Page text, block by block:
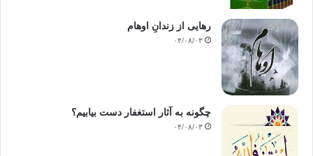
رهایی از زندانِ اوهام
۰۴/۰۸/۰۳
چگونه به آثار استغفار دست بیابیم؟
۰۴/۰۸/۰۳